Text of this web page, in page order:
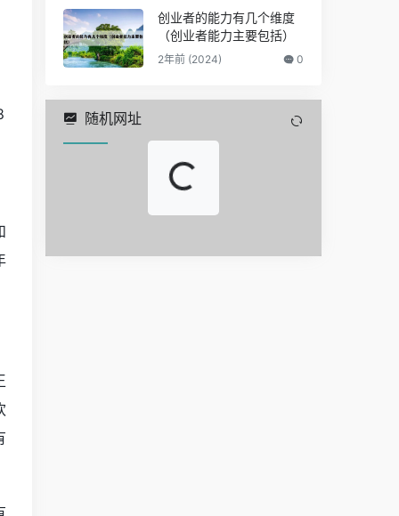
创业者的能力有几个维度
（创业者能力主要包括）
2年前 (2024) 0
Loading...
随机网址
Loading...